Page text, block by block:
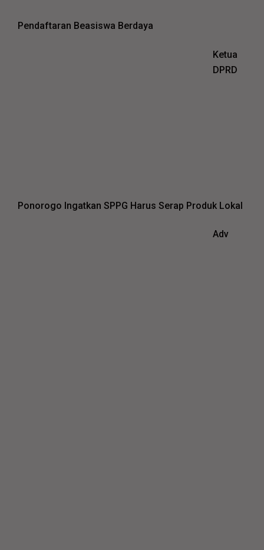
Pendaftaran Beasiswa Berdaya
Ketua
DPRD
Ponorogo Ingatkan SPPG Harus Serap Produk Lokal
Adv